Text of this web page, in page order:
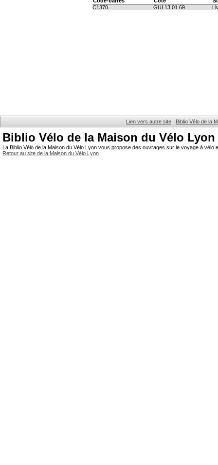
C1370
GUI.13.01.69
Lien vers autre site Biblio Vélo de la
Biblio Vélo de la Maison du Vélo Lyon
La Biblio Vélo de la Maison du Vélo Lyon vous propose des ouvrages sur le voyage à
Retour au site de la Maison du Vélo Lyon